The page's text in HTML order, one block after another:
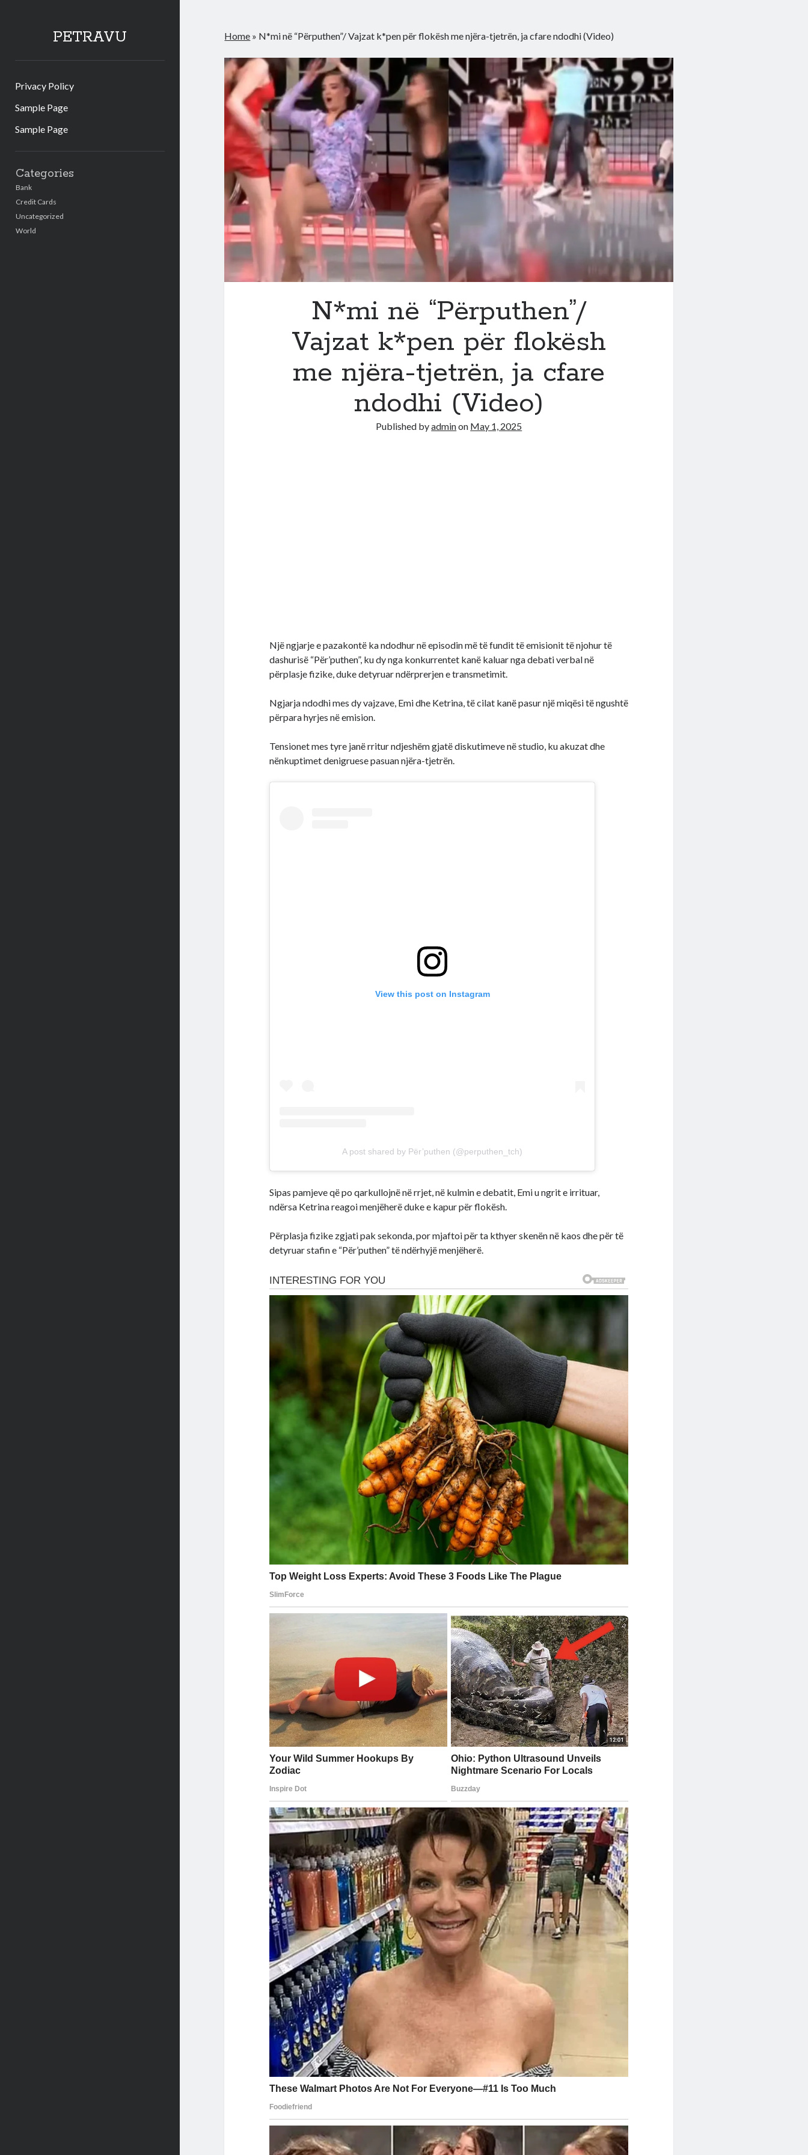
PETRAVU
Privacy Policy
Sample Page
Sample Page
Categories
Bank
Credit Cards
Uncategorized
World
Home » N*mi në “Përputhen”/ Vajzat k*pen për flokësh me njëra-tjetrën, ja cfare ndodhi (Video)
N*mi në “Përputhen”/
Vajzat k*pen për flokësh
me njëra-tjetrën, ja cfare
ndodhi (Video)
Published byadminon May 1, 2025
Një ngjarje e pazakontë ka ndodhur në episodin më të fundit të emisionit të njohur të
dashurisë “Për’puthen”, ku dy nga konkurrentet kanë kaluar nga debati verbal në
përplasje fizike, duke detyruar ndërprerjen e transmetimit.
Ngjarja ndodhi mes dy vajzave, Emi dhe Ketrina, të cilat kanë pasur një miqësi të ngushtë
përpara hyrjes në emision.
Tensionet mes tyre janë rritur ndjeshëm gjatë diskutimeve në studio, ku akuzat dhe
nënkuptimet denigruese pasuan njëra-tjetrën.
View this post on Instagram
A post shared by Për’puthen (@perputhen_tch)
Sipas pamjeve që po qarkullojnë në rrjet, në kulmin e debatit, Emi u ngrit e irrituar,
ndërsa Ketrina reagoi menjëherë duke e kapur për flokësh.
Përplasja fizike zgjati pak sekonda, por mjaftoi për ta kthyer skenën në kaos dhe për të
detyruar stafin e “Për’puthen” të ndërhyjë menjëherë.